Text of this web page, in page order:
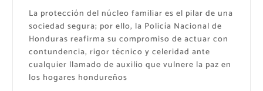
La protección del núcleo familiar es el pilar de una
sociedad segura; por ello, la Policía Nacional de
Honduras reafirma su compromiso de actuar con
contundencia, rigor técnico y celeridad ante
cualquier llamado de auxilio que vulnere la paz en
los hogares hondureños